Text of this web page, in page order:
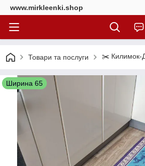
www.mirkleenki.shop
Товари та послуги ✂️ Килимок-
Ширина 65